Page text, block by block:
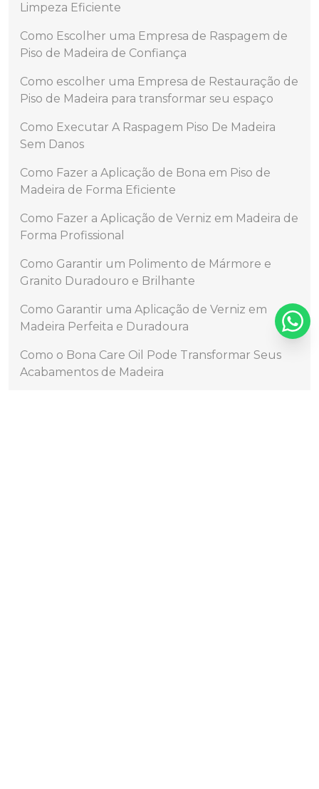
Limpeza Eficiente
Como Escolher uma Empresa de Raspagem de
Piso de Madeira de Confiança
Como escolher uma Empresa de Restauração de
Piso de Madeira para transformar seu espaço
Como Executar A Raspagem Piso De Madeira
Sem Danos
Como Fazer a Aplicação de Bona em Piso de
Madeira de Forma Eficiente
Como Fazer a Aplicação de Verniz em Madeira de
Forma Profissional
Como Garantir um Polimento de Mármore e
Granito Duradouro e Brilhante
Como Garantir uma Aplicação de Verniz em
Madeira Perfeita e Duradoura
Como o Bona Care Oil Pode Transformar Seus
Acabamentos de Madeira